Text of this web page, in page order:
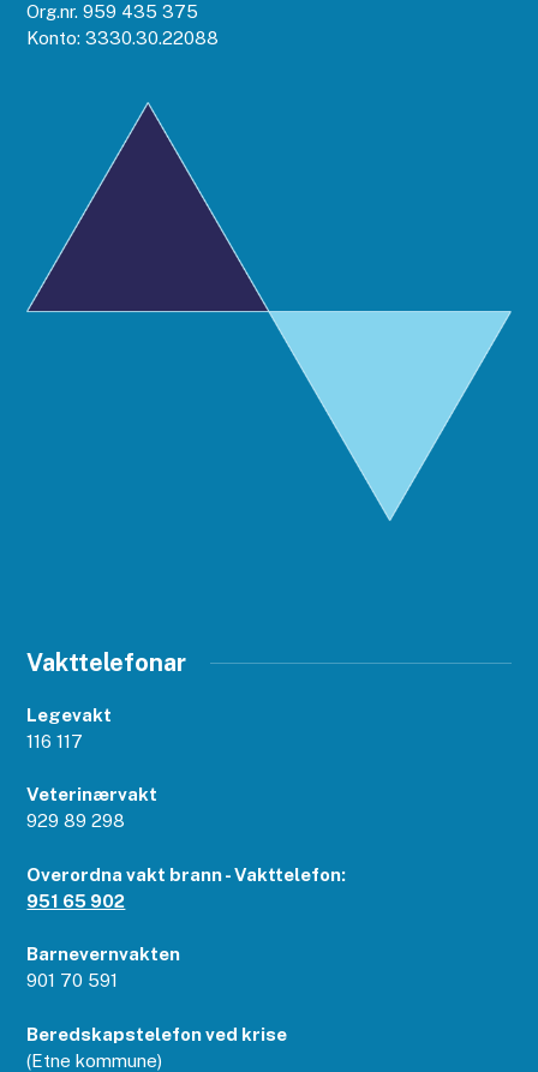
Org.nr. 959 435 375
Konto: 3330.30.22088
Vakttelefonar
Legevakt
116 117
Veterinærvakt
929 89 298
Overordna vakt brann - Vakttelefon:
951 65 902
Barnevernvakten
901 70 591
Beredskapstelefon ved krise
(Etne kommune)